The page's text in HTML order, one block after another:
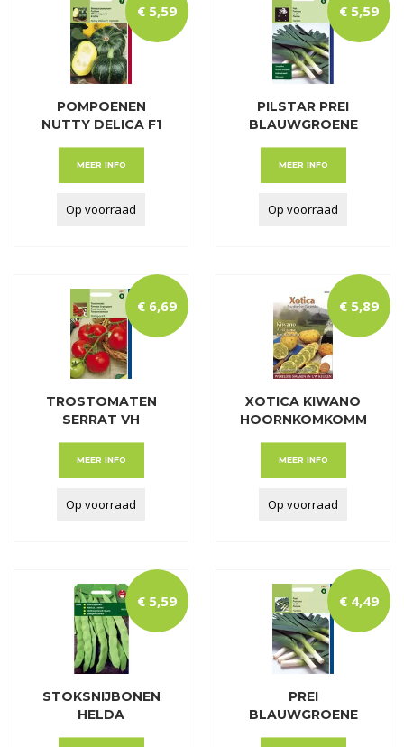
POMPOENEN
NUTTY DELICA F1
€ 5,59
MEER INFO
Op voorraad
PILSTAR PREI
BLAUWGROENE
€ 5,59
MEER INFO
Op voorraad
TROSTOMATEN
SERRAT VH
€ 6,69
MEER INFO
Op voorraad
XOTICA KIWANO
HOORNKOMKOMM
€ 5,89
MEER INFO
Op voorraad
STOKSNIJBONEN
HELDA
€ 5,59
PREI
BLAUWGROENE
€ 4,49